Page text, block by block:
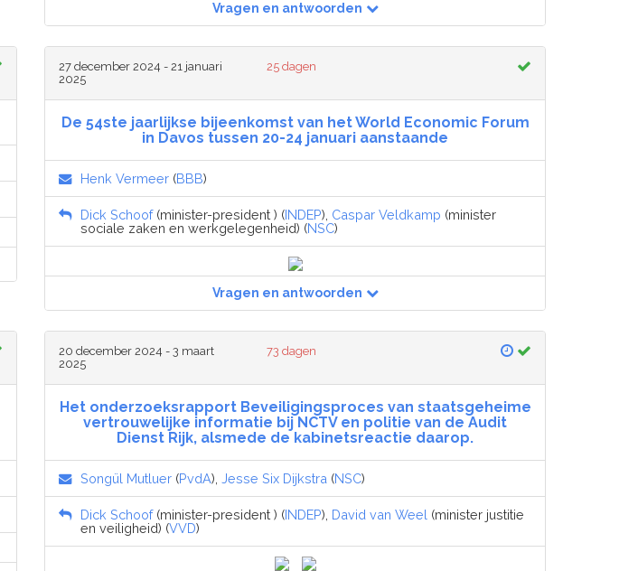
Vragen en antwoorden
27 december 2024 - 21 januari
2025
25 dagen
De 54ste jaarlijkse bijeenkomst van het World Economic Forum
in Davos tussen 20-24 januari aanstaande
Henk Vermeer (BBB)
Dick Schoof(minister-president ) (INDEP), Caspar Veldkamp (minister
sociale zaken en werkgelegenheid) (NSC)
Vragen en antwoorden
20 december 2024 - 3 maart
2025
73 dagen
Het onderzoeksrapport Beveiligingsproces van staatsgeheime
vertrouwelijke informatie bij NCTV en politie van de Audit
Dienst Rijk, alsmede de kabinetsreactie daarop.
Songül Mutluer (PvdA), Jesse Six Dijkstra (NSC)
Dick Schoof(minister-president ) (INDEP), David van Weel (minister justitie
en veiligheid) (VVD)